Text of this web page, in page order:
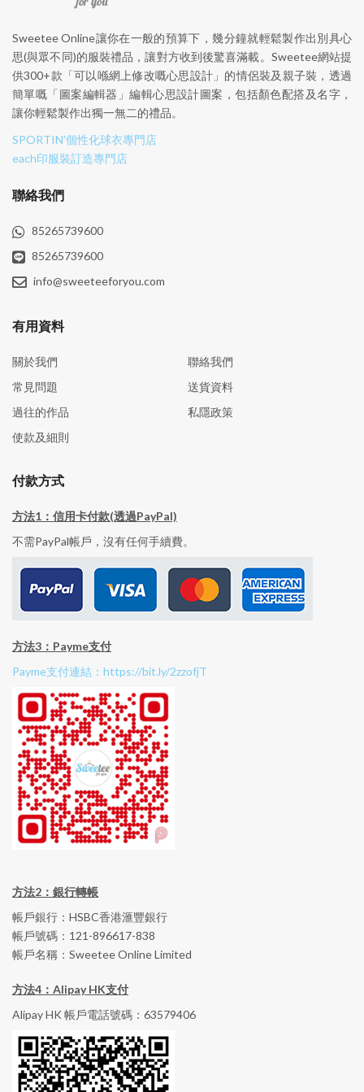
Sweetee Online讓你在一般的預算下，幾分鐘就輕鬆製作出別具心
思(與眾不同)的服裝禮品，讓對方收到後驚喜滿載。Sweetee網站提
供300+款「可以喺網上修改嘅心思設計」的情侶裝及親子裝，透過
簡單嘅「圖案編輯器」編輯心思設計圖案，包括顏色配搭及名字，
讓你輕鬆製作出獨一無二的禮品。
SPORTIN'個性化球衣專門店
each印服裝訂造專門店
聯絡我們
85265739600
85265739600
info@sweeteeforyou.com
有用資料
關於我們
聯絡我們
常見問題
送貨資料
過往的作品
私隱政策
使款及細則
付款方式
方法1：信用卡付款(透過PayPal)
不需PayPal帳戶，沒有任何手續費。
方法3：Payme支付
Payme支付連結：https://bit.ly/2zzofjT
方法2：銀行轉帳
帳戶銀行：HSBC香港滙豐銀行
帳戶號碼：121-896617-838
帳戶名稱：Sweetee Online Limited
方法4：Alipay HK支付
Alipay HK 帳戶電話號碼：63579406